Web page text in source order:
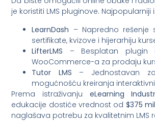
je koristiti LMS pluginove. Najpopularniji
LearnDash – Napredno rešenje
sertifikate, kvizove i hijerarhiju
LifterLMS – Besplatan plugin
WooCommerce-a za prodaju
Tutor LMS – Jednostavan
mogućnošću kreiranja
Prema istraživanju eLearning
edukacije dostiće vrednost od $375
naglašava potrebu za kvalitetnim LMS